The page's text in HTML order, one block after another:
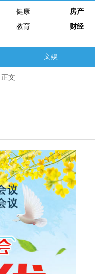
健康
教育
房产
财经
文娱
正文